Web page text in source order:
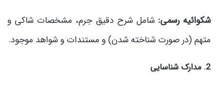
شکوائیه رسمی: شامل شرح دقیق جرم، مشخصات شاکی و
متهم (در صورت شناخته شدن) و مستندات و شواهد موجود.
2. مدارک شناسایی